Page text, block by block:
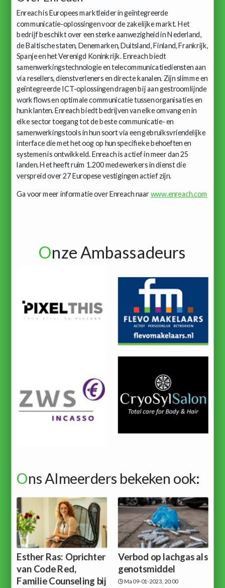
Enreach is Europees marktleider in geïntegreerde
communicatie-oplossingen voor de zakelijke markt. Het
bedrijf beschikt over een sterke aanwezigheid in Nederland,
de Baltische staten, Denemarken, Duitsland, Finland, Frankrijk,
Spanje en het Verenigd Koninkrijk. Enreach biedt
samenwerkingstechnologie en telecommunicatiediensten aan
via resellers, dienstverleners en directe kanalen. Zijn slimme en
geïntegreerde ICT-oplossingen dragen bij aan gestroomlijnde
workflows en optimale communicatie tussen organisaties en
hun klanten. Enreach biedt bedrijven van elke omvang en in
elke sector toegang tot de beste communicatie- en
samenwerkingstools in hun soort via een gebruiksvriendelijke
interface die met het oog op hun specifieke behoeften en
systemen is ontwikkeld. Enreach is actief in meer dan 25
landen. Het heeft ruim 1.200 medewerkers in dienst die
verspreid over 27 Europese vestigingen actief zijn.
Ga voor meer informatie over Enreach naarwww.enreach.com
Onze Ambassadeurs
Ons Almeerders bekeken ook:
Esther Ras: Oprichter
van Code Red,
Familie Counseling bij
Verbod op lachgas als
genotsmiddel
Ma 09-01-2023, 20:00